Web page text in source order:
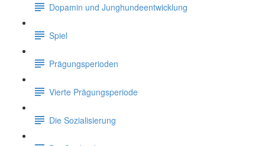
Dopamin und Junghundeentwicklung
Spiel
Prägungsperioden
Vierte Prägungsperiode
Die Sozialisierung